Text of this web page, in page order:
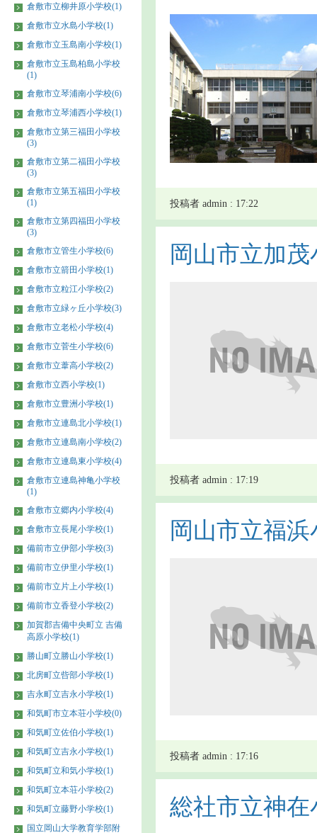
投稿者 admin : 17:22
岡山市立加
投稿者 admin : 17:19
岡山市立福
投稿者 admin : 17:16
総社市立神在
倉敷市立柳井原小学校(1)
倉敷市立水島小学校(1)
倉敷市立玉島南小学校(1)
倉敷市立玉島柏島小学校
(1)
倉敷市立琴浦南小学校(6)
倉敷市立琴浦西小学校(1)
倉敷市立第三福田小学校
(3)
倉敷市立第二福田小学校
(3)
倉敷市立第五福田小学校
(1)
倉敷市立第四福田小学校
(3)
倉敷市立管生小学校(6)
倉敷市立箭田小学校(1)
倉敷市立粒江小学校(2)
倉敷市立緑ヶ丘小学校(3)
倉敷市立老松小学校(4)
倉敷市立菅生小学校(6)
倉敷市立葦高小学校(2)
倉敷市立西小学校(1)
倉敷市立豊洲小学校(1)
倉敷市立連島北小学校(1)
倉敷市立連島南小学校(2)
倉敷市立連島東小学校(4)
倉敷市立連島神亀小学校
(1)
倉敷市立郷内小学校(4)
倉敷市立長尾小学校(1)
備前市立伊部小学校(3)
備前市立伊里小学校(1)
備前市立片上小学校(1)
備前市立香登小学校(2)
加賀郡吉備中央町立 吉備
高原小学校(1)
勝山町立勝山小学校(1)
北房町立呰部小学校(1)
吉永町立吉永小学校(1)
和気町市立本荘小学校(0)
和気町立佐伯小学校(1)
和気町立吉永小学校(1)
和気町立和気小学校(1)
和気町立本荘小学校(2)
和気町立藤野小学校(1)
国立岡山大学教育学部附